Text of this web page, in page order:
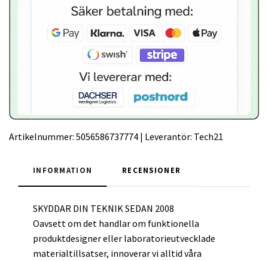
Artikelnummer: 5056586737774 | Leverantör: Tech21
INFORMATION RECENSIONER
SKYDDAR DIN TEKNIK SEDAN 2008
Oavsett om det handlar om funktionella
produktdesigner eller laboratorieutvecklade
materialtillsatser, innoverar vi alltid våra